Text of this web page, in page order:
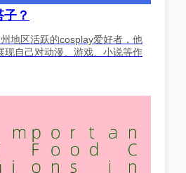
？
地区活跃的cosplay爱好者，他
现自己对动漫、游戏、小说等作